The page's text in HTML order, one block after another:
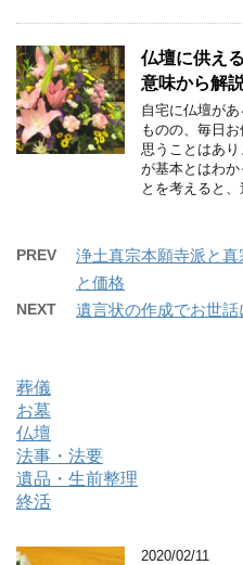
仏壇に供え
意味から解
自宅に仏壇が
ものの、毎日
思うことはあ
が基本とはわ
とを考えると、
PREV
浄土真宗本願寺派と
と価格
NEXT 遺言状の作成でお世
葬儀
お墓
仏壇
法事・法要
遺品・生前整理
終活
2020/02/11